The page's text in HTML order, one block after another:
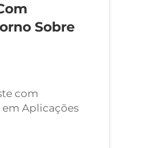
Sobre
com
Aplicações
para peças
se trata